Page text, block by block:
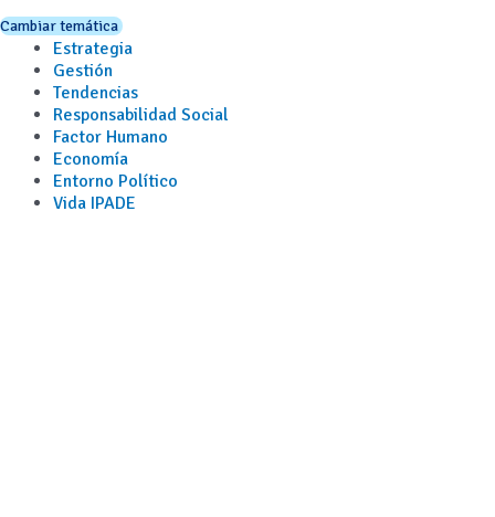
Cambiar temática
Estrategia
Gestión
Tendencias
Responsabilidad Social
Factor Humano
Economía
Entorno Político
Vida IPADE